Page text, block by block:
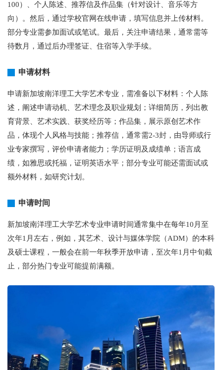
100）、个人陈述、推荐信及作品集（针对设计、音乐等方
向）。然后，通过学校官网在线申请，填写信息并上传材料。
部分专业需参加面试或笔试。最后，关注申请结果，通常需等
待数月，通过后办理签证、住宿等入学手续。
申请材料
申请新加坡南洋理工大学艺术专业，需准备以下材料：个人陈
述，阐述申请动机、艺术理念及职业规划；详细简历，列出教
育背景、艺术实践、获奖经历等；作品集，展示原创艺术作
品，体现个人风格与技能；推荐信，通常需2-3封，由导师或行
业专家撰写，评价申请者能力；学历证明及成绩单；语言成
绩，如雅思或托福，证明英语水平；部分专业可能还需面试或
额外材料，如研究计划。
申请时间
新加坡南洋理工大学艺术专业申请时间通常集中在每年10月至
次年1月左右，例如，其艺术、设计与媒体学院（ADM）的本科
及硕士课程，一般会在前一年秋季开放申请，至次年1月中旬截
止，部分热门专业可能提前满额。